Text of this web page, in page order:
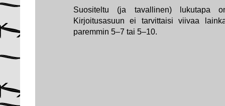
Suositeltu (ja tavallinen) lukutapa
Kirjoitusasuun ei tarvittaisi viivaa
paremmin 5–7 tai 5–10.